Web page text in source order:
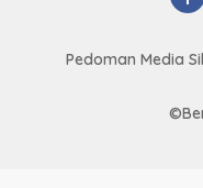
Pedoman Media